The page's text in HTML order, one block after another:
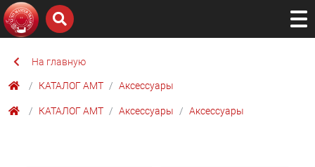
На главную
КАТАЛОГ AMТ Аксессуары
КАТАЛОГ AMТ Аксессуары Аксессуары